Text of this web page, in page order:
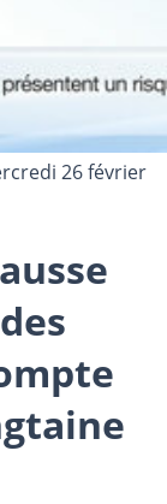
26 février